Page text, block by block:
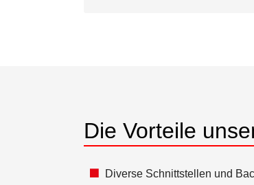
Die Vorteile
Diverse Schnittstellen und